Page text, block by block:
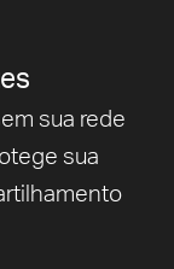
sua rede
sua